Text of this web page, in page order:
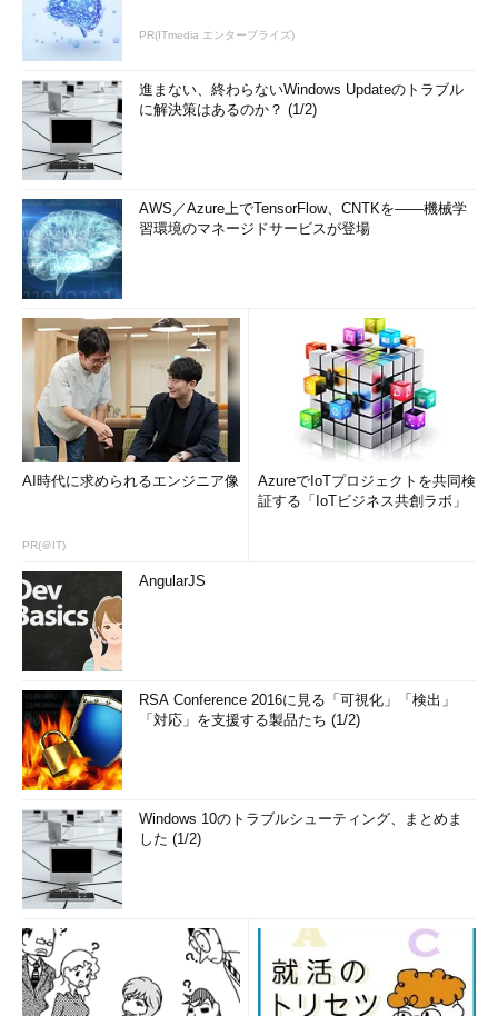
PR(ITmedia エンタープライズ)
進まない、終わらないWindows Updateのトラブル
に解決策はあるのか？ (1/2)
AWS／Azure上でTensorFlow、CNTKを――機械学
習環境のマネージドサービスが登場
AI時代に求められるエンジニア像
PR(＠IT)
AzureでIoTプロジェクトを共同検
証する「IoTビジネス共創ラボ」
AngularJS
RSA Conference 2016に見る「可視化」「検出」
「対応」を支援する製品たち (1/2)
Windows 10のトラブルシューティング、まとめま
した (1/2)